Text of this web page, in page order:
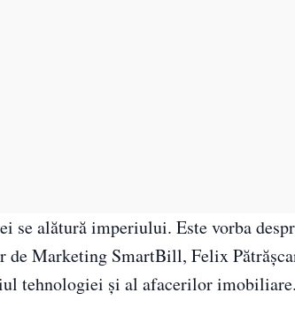
se alătură imperiului. Este vorba
Marketing SmartBill, Felix
tehnologiei și al afacerilor imobiliare.